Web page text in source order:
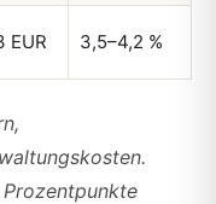
EUR 3,5–4,2 %